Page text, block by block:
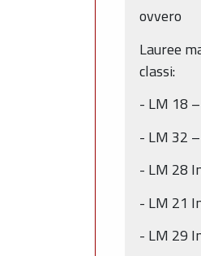
ovvero
Lauree
classi:
- LM 18
- LM 32
- LM 28
- LM 21
- LM 29